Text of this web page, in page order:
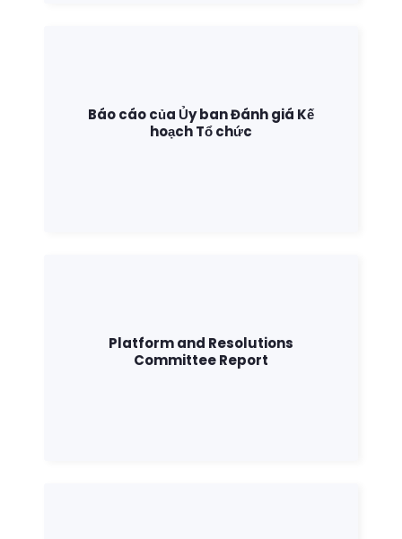
Báo cáo của Ủy ban Đánh giá Kế
hoạch Tổ chức
Platform and Resolutions
Committee Report